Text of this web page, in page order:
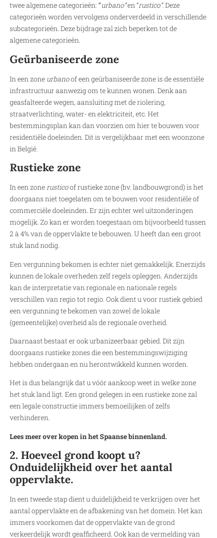
twee algemene categorieën: “‘urbano”en “rustico”. Deze
categorieën worden vervolgens onderverdeeld in verschillende
subcategorieën. Deze bijdrage zal zich beperken tot de
algemene categorieën.
Geürbaniseerde zone
In een zone urbanoof een geürbaniseerde zone is de essentiële
infrastructuur aanwezig om te kunnen wonen. Denk aan
geasfalteerde wegen, aansluiting met de riolering,
straatverlichting, water- en elektriciteit, etc. Het
bestemmingsplan kan dan voorzien om hier te bouwen voor
residentiële doeleinden. Dit is vergelijkbaar met een woonzone
in België.
Rustieke zone
In een zonerusticoof rustieke zone (bv. landbouwgrond) is het
doorgaans niet toegelaten om te bouwen voor residentiële of
commerciële doeleinden. Er zijn echter wel uitzonderingen
mogelijk. Zo kan er worden toegestaan om bijvoorbeeld tussen
2 à 4% van de oppervlakte te bebouwen. U heeft dan een groot
stuk land nodig.
Een vergunning bekomen is echter niet gemakkelijk. Enerzijds
kunnen de lokale overheden zelf regels opleggen. Anderzijds
kan de interpretatie van regionale en nationale regels
verschillen van regio tot regio. Ook dient u voor rustiek gebied
een vergunning te bekomen van zowel de lokale
(gemeentelijke) overheid als de regionale overheid.
Daarnaast bestaat er ook urbanizeerbaar gebied. Dit zijn
doorgaans rustieke zones die een bestemmingswijziging
hebben ondergaan en nu herontwikkeld kunnen worden.
Het is dus belangrijk dat u vóór aankoop weet in welke zone
het stuk land ligt. Een grond gelegen in een rustieke zone zal
een legale constructie immers bemoeilijken of zelfs
verhinderen.
Lees meer over kopen in het Spaanse binnenland.
2. Hoeveel grond koopt u?
Onduidelijkheid over het aantal
oppervlakte.
In een tweede stap dient u duidelijkheid te verkrijgen over het
aantal oppervlakte en de afbakening van het domein. Het kan
immers voorkomen dat de oppervlakte van de grond
verkeerdelijk wordt geafficheerd. Ook kan de vermelding van